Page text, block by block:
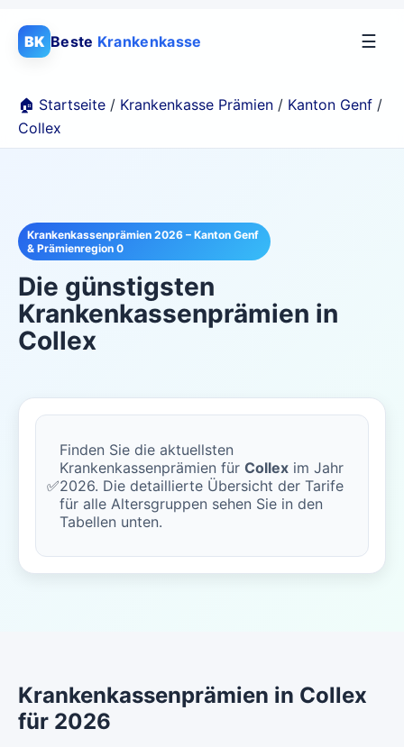
BK Beste Krankenkasse ☰
🏠 Startseite / Krankenkasse Prämien / Kanton Genf /
Collex
Krankenkassenprämien 2026 – Kanton Genf
& Prämienregion 0
Die günstigsten
Krankenkassenprämien in
Collex
✅
Finden Sie die aktuellsten
Krankenkassenprämien für Collex im Jahr
2026. Die detaillierte Übersicht der Tarife
für alle Altersgruppen sehen Sie in den
Tabellen unten.
Krankenkassenprämien in Collex
für 2026